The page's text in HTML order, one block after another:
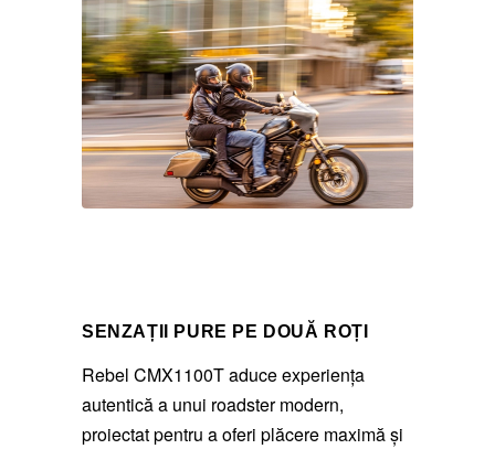
SENZAȚII PURE PE DOUĂ ROȚI
Rebel CMX1100T aduce experiența
autentică a unui roadster modern,
proiectat pentru a oferi plăcere maximă și